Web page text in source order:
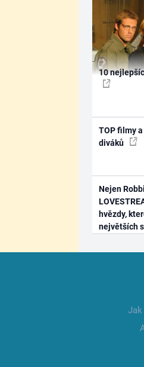
10
TOP filmy
diváků
Nejen
hvězdy,
největších
Jak